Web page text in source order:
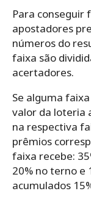
Para
apostadores
números do
faixa são
acertadores.
Se alguma
valor da loteria
na respectiva
prêmios
faixa recebe:
20% no terno e
acumulados